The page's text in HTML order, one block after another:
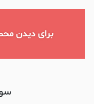
برای دیدن